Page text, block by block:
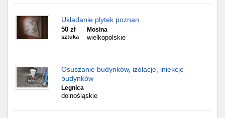
Ukladanie plytek poznan
50 zł
sztuka
Mosina
wielkopolskie
Osuszanie budynków, izolacje, iniekcje
budynków
Legnica
dolnośląskie